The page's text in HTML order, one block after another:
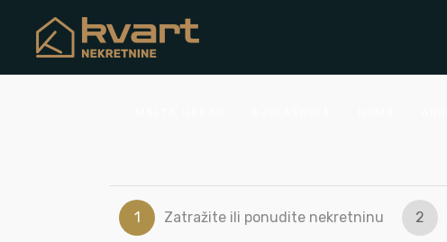
1 Zatražite ili ponudite nekretninu 2